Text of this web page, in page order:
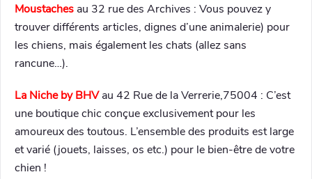
Moustaches au 32 rue des Archives : Vous pouvez y
trouver différents articles, dignes d’une animalerie) pour
les chiens, mais également les chats (allez sans
rancune…).
La Niche by BHVau 42 Rue de la Verrerie,75004 : C’est
une boutique chic conçue exclusivement pour les
amoureux des toutous. L’ensemble des produits est large
et varié (jouets, laisses, os etc.) pour le bien-être de votre
chien !